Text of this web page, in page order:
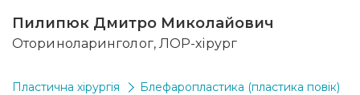
Пилипюк Дмитро Миколайович
Оториноларинголог, ЛОР-хірург
Пластична хірургія Блефаропластика (пластика повік)